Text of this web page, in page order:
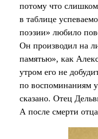
потому что
в таблице
поэзии» любило
Он производил на
памятью», как
утром его не
по воспоминаниям
сказано. Отец
А после смерти